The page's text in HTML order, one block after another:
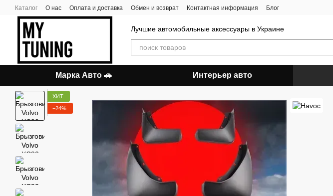
Перейти к основному контенту
Каталог О нас Оплата и доставка Обмен и возврат Контактная информация Блог
Лучшие автомобильные аксессуары в Украине
Марка Авто 🚗 Интерьер авто
ХИТ
−24%